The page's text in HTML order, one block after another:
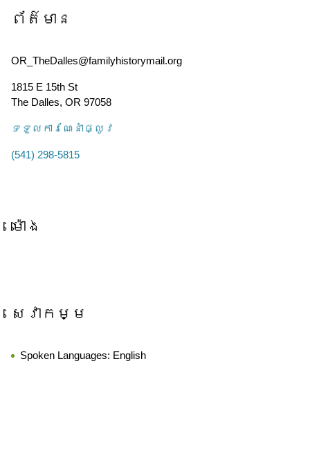
ព័ត៌មាន
OR_TheDalles@familyhistorymail.org
1815 E 15th St
The Dalles, OR 97058
ទទួល​ការណែនាំ​ផ្លូវ
(541) 298-5815
ម៉ោង
សេវាកម្ម
Spoken Languages: English